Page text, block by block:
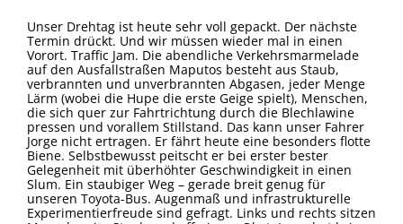
Unser Drehtag ist heute sehr voll gepackt. Der nächste
Termin drückt. Und wir müssen wieder mal in einen
Vorort. Traffic Jam. Die abendliche Verkehrsmarmelade
auf den Ausfallstraßen Maputos besteht aus Staub,
verbrannten und unverbrannten Abgasen, jeder Menge
Lärm (wobei die Hupe die erste Geige spielt), Menschen,
die sich quer zur Fahrtrichtung durch die Blechlawine
pressen und vorallem Stillstand. Das kann unser Fahrer
Jorge nicht ertragen. Er fährt heute eine besonders flotte
Biene. Selbstbewusst peitscht er bei erster bester
Gelegenheit mit überhöhter Geschwindigkeit in einen
Slum. Ein staubiger Weg – gerade breit genug für
unseren Toyota-Bus. Augenmaß und infrastrukturelle
Experimentierfreude sind gefragt. Links und rechts sitzen